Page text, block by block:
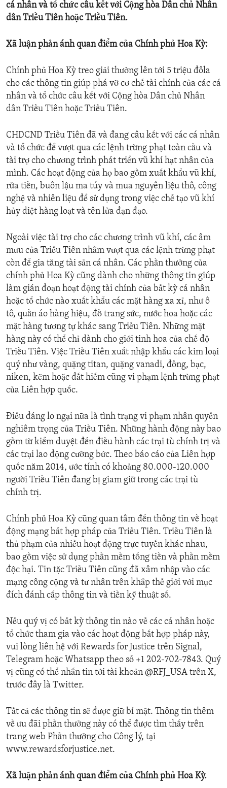
cá nhân và tổ chức câu kết với Cộng hòa Dân chủ Nhân
dân Triều Tiên hoặc Triều Tiên.
Xã luận phản ánh quan điểm của Chính phủ Hoa Kỳ:
Chính phủ Hoa Kỳ treo giải thưởng lên tới 5 triệu đôla
cho các thông tin giúp phá vỡ cơ chế tài chính của các cá
nhân và tổ chức câu kết với Cộng hòa Dân chủ Nhân
dân Triều Tiên hoặc Triều Tiên.
CHDCND Triều Tiên đã và đang câu kết với các cá nhân
và tổ chức để vượt qua các lệnh trừng phạt toàn cầu và
tài trợ cho chương trình phát triển vũ khí hạt nhân của
mình. Các hoạt động của họ bao gồm xuất khẩu vũ khí,
rửa tiền, buôn lậu ma túy và mua nguyên liệu thô, công
nghệ và nhiên liệu để sử dụng trong việc chế tạo vũ khí
hủy diệt hàng loạt và tên lửa đạn đạo.
Ngoài việc tài trợ cho các chương trình vũ khí, các âm
mưu của Triều Tiên nhằm vượt qua các lệnh trừng phạt
còn để gia tăng tài sản cá nhân. Các phần thưởng của
chính phủ Hoa Kỳ cũng dành cho những thông tin giúp
làm gián đoạn hoạt động tài chính của bất kỳ cá nhân
hoặc tổ chức nào xuất khẩu các mặt hàng xa xỉ, như ô
tô, quần áo hàng hiệu, đồ trang sức, nước hoa hoặc các
mặt hàng tương tự khác sang Triều Tiên. Những mặt
hàng này có thể chỉ dành cho giới tinh hoa của chế độ
Triều Tiên. Việc Triều Tiên xuất nhập khẩu các kim loại
quý như vàng, quặng titan, quặng vanadi, đồng, bạc,
niken, kẽm hoặc đất hiếm cũng vi phạm lệnh trừng phạt
của Liên hợp quốc.
Điều đáng lo ngại nữa là tình trạng vi phạm nhân quyền
nghiêm trọng của Triều Tiên. Những hành động này bao
gồm từ kiểm duyệt đến điều hành các trại tù chính trị và
các trại lao động cưỡng bức. Theo báo cáo của Liên hợp
quốc năm 2014, ước tính có khoảng 80.000-120.000
người Triều Tiên đang bị giam giữ trong các trại tù
chính trị.
Chính phủ Hoa Kỳ cũng quan tâm đến thông tin về hoạt
động mạng bất hợp pháp của Triều Tiên. Triều Tiên là
thủ phạm của nhiều hoạt động trực tuyến khác nhau,
bao gồm việc sử dụng phần mềm tống tiền và phần mềm
độc hại. Tin tặc Triều Tiên cũng đã xâm nhập vào các
mạng công cộng và tư nhân trên khắp thế giới với mục
đích đánh cắp thông tin và tiền kỹ thuật số.
Nếu quý vị có bất kỳ thông tin nào về các cá nhân hoặc
tổ chức tham gia vào các hoạt động bất hợp pháp này,
vui lòng liên hệ với Rewards for Justice trên Signal,
Telegram hoặc Whatsapp theo số +1 202-702-7843. Quý
vị cũng có thể nhắn tin tới tài khoản @RFJ_USA trên X,
trước đây là Twitter.
Tất cả các thông tin sẽ được giữ bí mật. Thông tin thêm
về ưu đãi phần thưởng này có thể được tìm thấy trên
trang web Phần thưởng cho Công lý, tại
www.rewardsforjustice.net.
Xã luận phản ánh quan điểm của Chính phủ Hoa Kỳ.